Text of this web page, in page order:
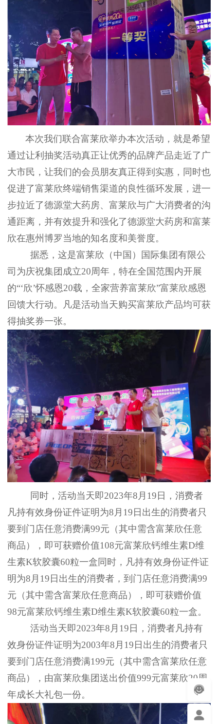
本次我们联合富莱欣举办本次活动 ， 就是希望
通过让利抽奖活动真正让优秀的品牌产品走近了广
大市民 ， 让我们的会员朋友真正得到实惠 ， 同时也
促进了富莱欣终端销售渠道的良性循环发展 ， 进一
步拉近了德源堂大药房、富莱欣与广大消费者的沟
通距离， 并有效提升和强化了德源堂大药房和富莱
欣在惠州博罗当地的知名度和美誉度。
据悉，这是富莱欣（中国）国际集团有限公
司为庆祝集团成立20周年，特在全国范围内开展
的“‘欣’怀感恩20载，全家营养富莱欣”富莱欣感恩
回馈大行动。
凡是活动当天购买富莱欣产品均可获
得抽奖券一张。
同时，活动当天即2023年8月19日，消费者
凡持有效身份证件证明为8月19日出生的消费者只
要到门店任意消费满99元（其中需含富莱欣任意
商品），即可获赠价值108元富莱欣钙维生素D维
生素K软胶囊60粒一盒同时，凡持有效身份证件证
明为8月19日出生的消费者，到门店任意消费满99
元（其中需含富莱欣任意商品），即可获赠价值
98元富莱欣钙维生素D维生素K软胶囊60粒一盒。
活动当天即2023年8月19日，消费者凡持有
效身份证件证明为2003年8月19日出生的消费者只
要到门店任意消费满199元（其中需含富莱欣任意
商品），由富莱欣集团送出价值999元富莱欣20周
年成长大礼包一份。